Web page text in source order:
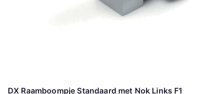
DX Raamboompje Standaard met Nok Links F1